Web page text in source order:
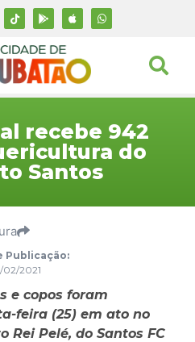
recebe 942
do
Santos
Publicação:
02/2021
e copos foram
feira (25) em ato no
Rei Pelé, do Santos FC